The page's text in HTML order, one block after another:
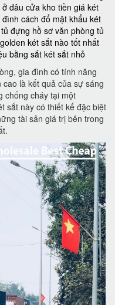
đâu cửa kho tiền giá két
đình cách đổ mật khẩu két
tủ đựng hồ sơ văn phòng tủ
két sắt nào tốt nhất
bằng sắt két sắt nhỏ
gia đình có tính năng
là kết quả của sự sáng
chống cháy tại một
sắt này có thiết kế đặc biệt
tài sản giá trị bên trong